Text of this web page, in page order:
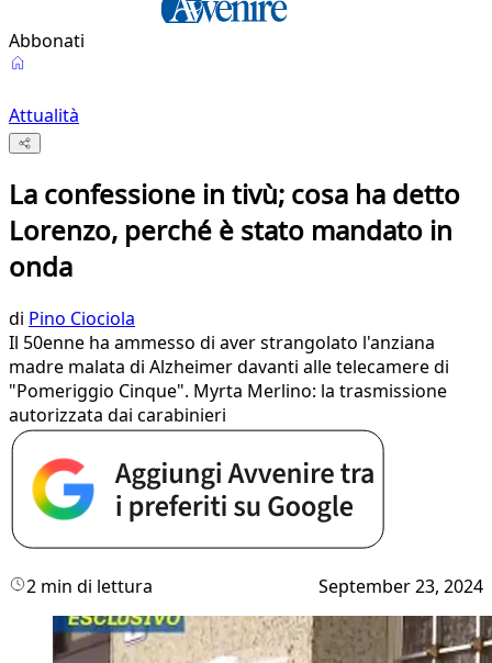
Abbonati
Attualità
La confessione in tivù; cosa ha detto
Lorenzo, perché è stato mandato in
onda
di Pino Ciociola
Il 50enne ha ammesso di aver strangolato l'anziana
madre malata di Alzheimer davanti alle telecamere di
"Pomeriggio Cinque". Myrta Merlino: la trasmissione
autorizzata dai carabinieri
2 min di lettura September 23, 2024